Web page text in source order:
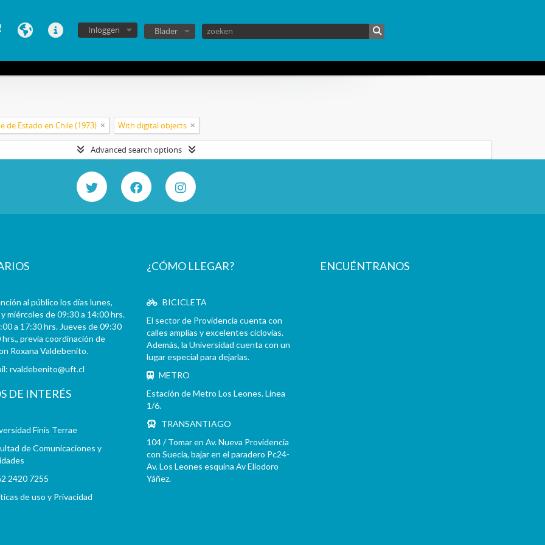
Inloggen Blader
de Estado en Chile (1973) With digital objects
Advanced search options
al público los días lunes,
miércoles de 09:30 a 14:00 hrs.
a 17:30 hrs. Jueves de 09:30
hrs., previa coordinación de
Roxana Valdebenito.
rvaldebenito@uft.cl
DE INTERÉS
Finis Terrae
de Comunicaciones y
2420 7255
de uso y Privacidad
¿CÓMO LLEGAR?
BICICLETA
El sector de Providencia cuenta con
calles amplias y excelentes ciclovías.
Además, la Universidad cuenta con un
lugar especial para dejarlas.
METRO
Estación de Metro Los Leones. Línea
1/6.
TRANSANTIAGO
104 / Tomar en Av. Nueva Providencia
con Suecia, bajar en el paradero Pc24-
Av. Los Leones esquina Av Eliodoro
Yáñez.
ENCUÉNTRANOS